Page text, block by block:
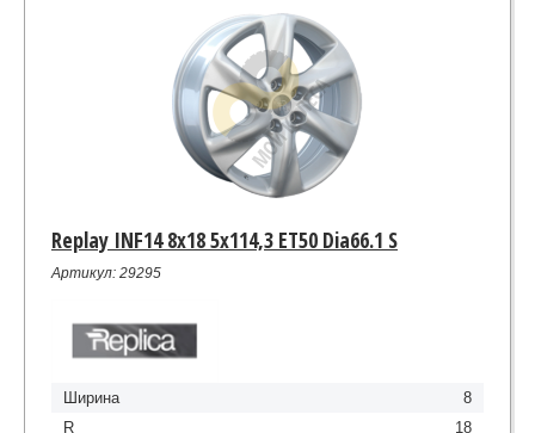
Replay INF14 8x18 5x114,3 ET50 Dia66.1 S
Артикул: 29295
Ширина
8
R
18